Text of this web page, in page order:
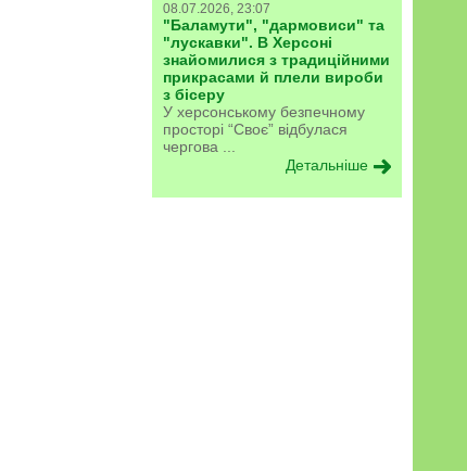
08.07.2026, 23:07
"Баламути", "дармовиси" та
"лускавки". В Херсоні
знайомилися з традиційними
прикрасами й плели вироби
з бісеру
У херсонському безпечному
просторі “Своє” відбулася
чергова ...
Детальніше